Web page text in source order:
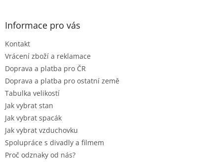
y
Informace pro vás
Kontakt
Vrácení zboží a reklamace
Doprava a platba pro ČR
Doprava a platba pro ostatní země
Tabulka velikostí
Jak vybrat stan
Jak vybrat spacák
Jak vybrat vzduchovku
Spolupráce s divadly a filmem
Proč odznaky od nás?